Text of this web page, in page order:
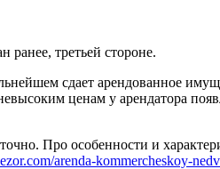
ранее, третьей стороне.
сдает арендованное
ценам у арендатора
Про особенности и
arenda-kommercheskoy-